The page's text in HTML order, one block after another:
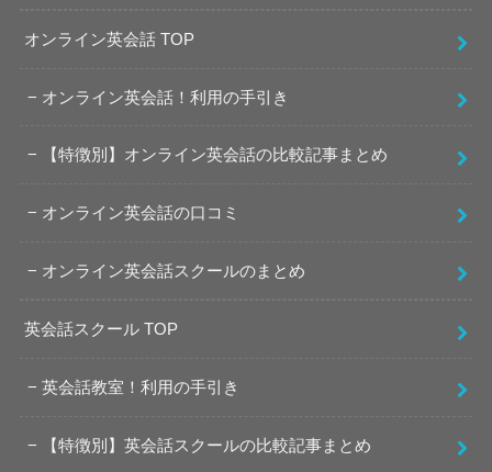
オンライン英会話 TOP
オンライン英会話！利用の手引き
【特徴別】オンライン英会話の比較記事まとめ
オンライン英会話の口コミ
オンライン英会話スクールのまとめ
英会話スクール TOP
英会話教室！利用の手引き
【特徴別】英会話スクールの比較記事まとめ